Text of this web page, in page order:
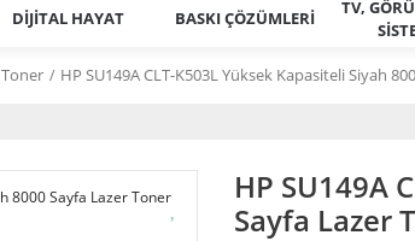
DİJİTAL HAYAT BASKI ÇÖZÜMLERİ
TV,
Toner HP SU149A CLT-K503L Yüksek Kapasiteli Siyah
HP SU149A
Sayfa Lazer